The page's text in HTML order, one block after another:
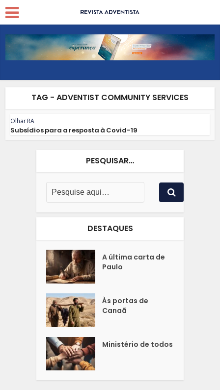
TAG - ADVENTIST COMMUNITY SERVICES
Olhar RA
Subsídios para a resposta à Covid-19
PESQUISAR…
DESTAQUES
A última carta de
Paulo
Às portas de
Canaã
Ministério de todos